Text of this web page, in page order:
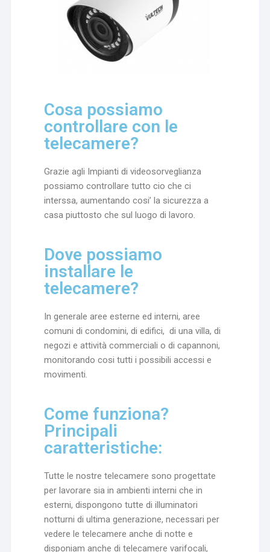
Cosa possiamo
controllare con le
telecamere?
Grazie agli Impianti di videosorveglianza
possiamo controllare tutto cio che ci
interssa, aumentando cosi’ la sicurezza a
casa piuttosto che sul luogo di lavoro.
Dove possiamo
installare le
telecamere?
In generale aree esterne ed interni, aree
comuni di condomini, di edifici, di una villa, di
negozi e attività commerciali o di capannoni,
monitorando cosi tutti i possibili accessi e
movimenti.
Come funziona?
Principali
caratteristiche:
Tutte le nostre telecamere sono progettate
per lavorare sia in ambienti interni che in
esterni, dispongono tutte di illuminatori
notturni di ultima generazione, necessari per
vedere le telecamere anche di notte e
disponiam anche di telecamere varifocali,